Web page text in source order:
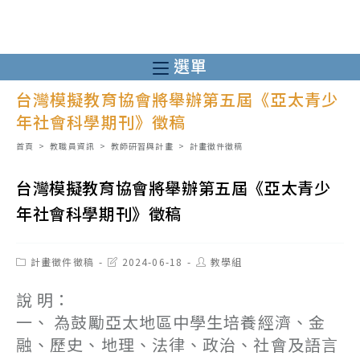
至
主
內
選單
台灣模擬教育協會將舉辦第五屆《亞太青少
年社會科學期刊》徵稿
首頁 > 教職員資訊 > 教師研習與計畫 > 計畫徵件徵稿
台灣模擬教育協會將舉辦第五屆《亞太青少
年社會科學期刊》徵稿
Post計畫徵件徵稿
Post2024-06-18
Post教學組
說 明：
一、 為鼓勵亞太地區中學生培養經濟、金
融、歷史、地理、法律、政治、社會及語言